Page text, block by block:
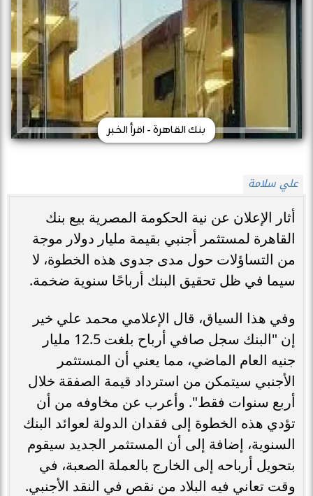
بنك القاهرة - اقرأ الخبر
علي سلامة
أثار الإعلان عن نية الحكومة المصرية بيع بنك
القاهرة لمستثمر أجنبي بقيمة مليار دولار موجة
من التساؤلات حول مدى جدوى هذه الخطوة، لا
سيما في ظل تحقيق البنك أرباحًا سنوية ضخمة.
وفي هذا السياق، قال الإعلامي محمد علي خير
إن "البنك سجل صافي أرباح بلغت 12.5 مليار
جنيه العام الماضي، مما يعني أن المستثمر
الأجنبي سيتمكن من استرداد قيمة الصفقة خلال
أربع سنوات فقط". وأعرب عن مخاوفه من أن
تؤدي هذه الخطوة إلى فقدان الدولة لعوائد البنك
السنوية، إضافة إلى أن المستثمر الجديد سيقوم
بتحويل أرباحه إلى الخارج بالعملة الصعبة، في
وقت تعاني فيه البلاد من نقص في النقد الأجنبي.